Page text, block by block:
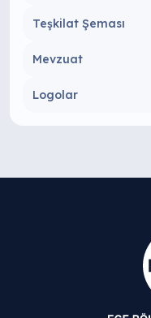
Teşkilat Şeması
Mevzuat
Logolar